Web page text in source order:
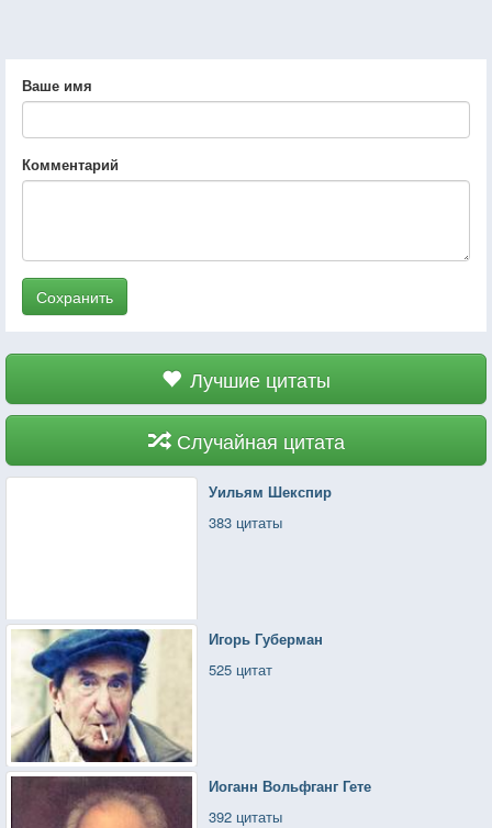
Ваше имя
Комментарий
Сохранить
Лучшие цитаты
Случайная цитата
Уильям Шекспир
383 цитаты
Игорь Губерман
525 цитат
Иоганн Вольфганг Гете
392 цитаты